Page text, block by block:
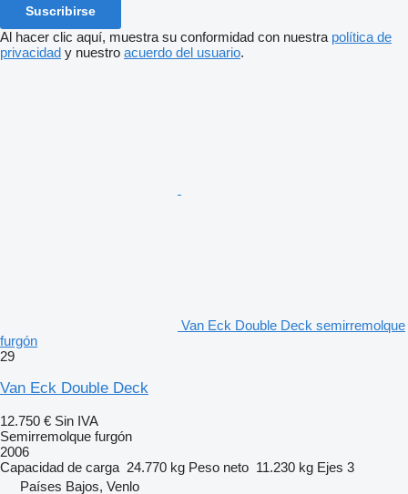
Suscribirse
Al hacer clic aquí, muestra su conformidad con nuestra política de
privacidad y nuestro acuerdo del usuario.
Van Eck Double Deck semirremolque
furgón
29
Van Eck Double Deck
12.750 € Sin IVA
Semirremolque furgón
2006
Capacidad de carga 24.770 kg Peso neto 11.230 kg Ejes 3
Países Bajos, Venlo